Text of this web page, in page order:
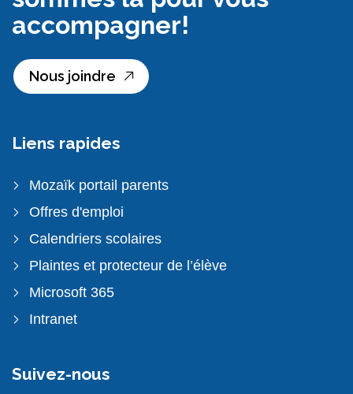
accompagner!
Nous joindre
Liens rapides
Mozaïk portail parents
Offres d'emploi
Calendriers scolaires
Plaintes et protecteur de l’élève
Microsoft 365
Intranet
Suivez-nous